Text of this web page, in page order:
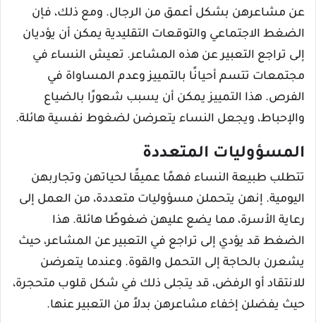
عن مشاعرهن بشكل أعمق من الرجال. ومع ذلك، فإن
الضغط الاجتماعي والتوقعات التقليدية يمكن أن يؤديان
إلى تراجع التعبير عن هذه المشاعر. تعيش النساء في
مجتمعات تتسم أحيانًا بالتمييز وعدم المساواة في
الفرص. هذا التمييز يمكن أن يسبب شعورًا بالضياع
والإحباط، ويجعل النساء يتعرضن لضغوط نفسية هائلة.
المسؤوليات المتعددة
تتطلب طبيعة النساء فهمًا عميقًا لحياتهن وتجاربهن
اليومية. إنهن يتحملن مسؤوليات متعددة، من العمل إلى
رعاية الأسرة، مما يضع عليهن ضغوطًا هائلة. هذا
الضغط قد يؤدي إلى تراجع في التعبير عن المشاعر، حيث
يشعرن بالحاجة إلى التحمل والقوة. وعندما يتعرضن
للانتقاد أو الرفض، قد يتجلى ذلك في شكل قلوب متحجرة،
حيث يفضلن إخفاء مشاعرهن بدلاً من التعبير عنها.